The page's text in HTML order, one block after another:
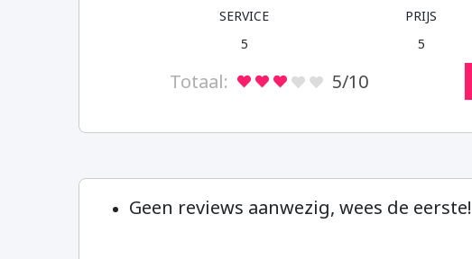
SERVICE
5
PRIJS
5
Totaal: 5/10
Geen reviews aanwezig, wees de eerste!